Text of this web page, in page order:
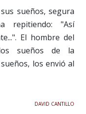
sueños, segura
repitiendo: "Así
El hombre del
sueños de la
los envió al
DAVID CANTILLO